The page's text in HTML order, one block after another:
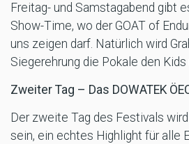
Freitag- und Samstagabend gibt
Show-Time, wo der GOAT of
uns zeigen darf. Natürlich wird
Siegerehrung die Pokale den
Zweiter Tag – Das DOWATEK
Der zweite Tag des Festivals
sein, ein echtes Highlight für alle